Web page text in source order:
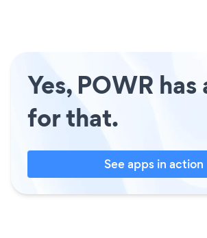
Yes, POWR has
for that.
See apps in action